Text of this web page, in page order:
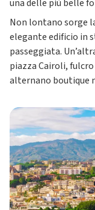
una delle più belle
Non lontano sorge
elegante edificio in
passeggiata.
piazza Cairoli,
alternano boutique